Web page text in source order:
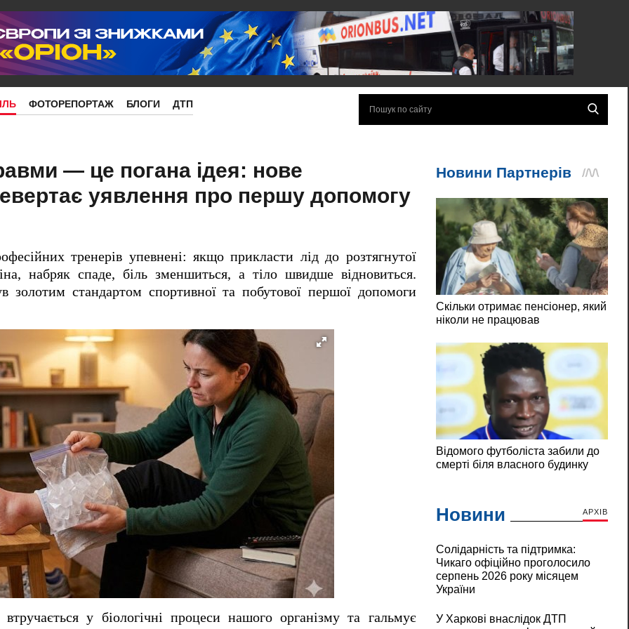
ФОТОРЕПОРТАЖ БЛОГИ ДТП
— це погана ідея: нове
уявлення про першу допомогу
тренерів упевнені: якщо прикласти лід до розтягнутої
набряк спаде, біль зменшиться, а тіло швидше відновиться.
золотим стандартом спортивної та побутової першої допомоги
у біологічні процеси нашого організму та гальмує
Новини АРХІВ
Солідарність та підтримка:
Чикаго офіційно проголосило
серпень 2026 року місяцем
України
У Харкові внаслідок ДТП